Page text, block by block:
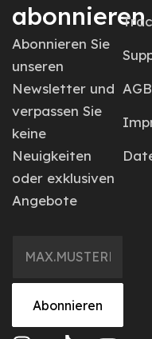
abonnieren
Abonnieren Sie
unseren
Newsletter und
verpassen Sie
keine
Neuigkeiten
oder exklusiven
Angebote
Abonnieren